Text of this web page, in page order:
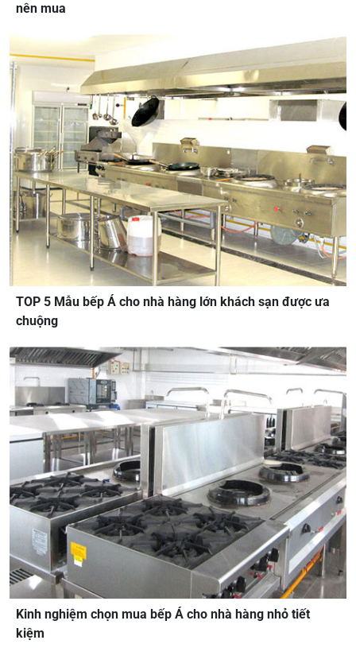
nên mua
TOP 5 Mẫu bếp Á cho nhà hàng lớn khách sạn được ưa
chuộng
Kinh nghiệm chọn mua bếp Á cho nhà hàng nhỏ tiết
kiệm